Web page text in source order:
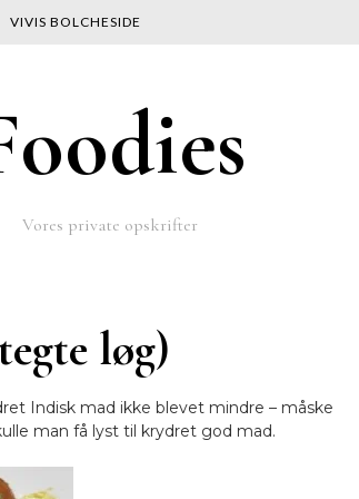
VIVIS BOLCHESIDE
Vores private opskrifter
løg)
Indisk mad ikke blevet mindre – måske
man få lyst til krydret god mad.